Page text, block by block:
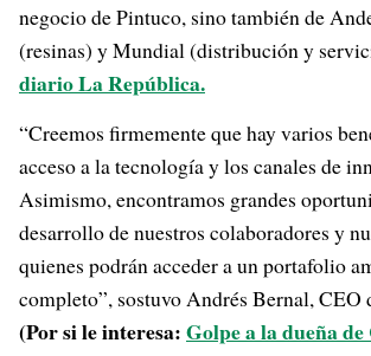
negocio de Pintuco, sino también de
(resinas) y Mundial (distribución y
diario La República.
“Creemos firmemente que hay varios
acceso a la tecnología y los canales de
Asimismo, encontramos grandes
desarrollo de nuestros colaboradores y
quienes podrán acceder a un portafolio
completo”, sostuvo Andrés Bernal, CEO
(Por si le interesa:Golpe a la dueña